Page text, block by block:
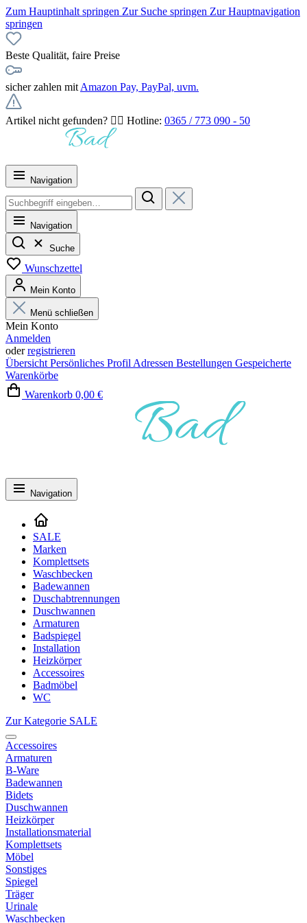
Zum Hauptinhalt springen Zur Suche springen Zur Hauptnavigation
springen
Beste Qualität, faire Preise
sicher zahlen mit Amazon Pay, PayPal, uvm.
Artikel nicht gefunden? 👉🏻 Hotline: 0365 / 773 090 - 50
Navigation
Navigation
Suche
Wunschzettel
Mein Konto
Menü schließen
Mein Konto
Anmelden
oderregistrieren
Übersicht Persönliches Profil Adressen Bestellungen Gespeicherte
Warenkörbe
Warenkorb 0,00 €
Navigation
SALE
Marken
Komplettsets
Waschbecken
Badewannen
Duschabtrennungen
Duschwannen
Armaturen
Badspiegel
Installation
Heizkörper
Accessoires
Badmöbel
WC
Zur Kategorie SALE
Accessoires
Armaturen
B-Ware
Badewannen
Bidets
Duschwannen
Heizkörper
Installationsmaterial
Komplettsets
Möbel
Sonstiges
Spiegel
Träger
Urinale
Waschbecken